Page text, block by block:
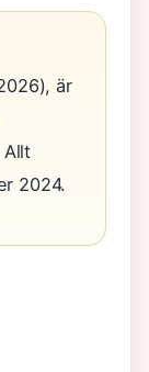
är
Allt
2024.